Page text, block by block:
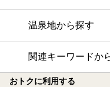
温泉地から探す
関連キーワードか
おトクに利用する